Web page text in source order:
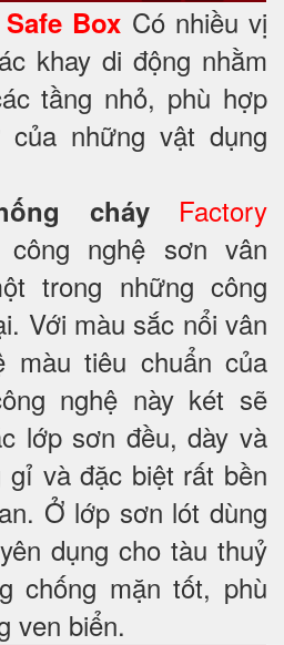
Box Có nhiều vị
khay di động nhằm
tầng nhỏ, phù hợp
những vật dụng
cháy
Factory
nghệ sơn vân
trong những công
Với màu sắc nổi vân
màu tiêu chuẩn của
nghệ này két sẽ
lớp sơn đều, dày và
gỉ và đặc biệt rất bền
Ở lớp sơn lót dùng
dụng cho tàu thuỷ
chống mặn tốt, phù
ven biển.